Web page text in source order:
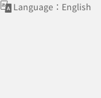
Language：English